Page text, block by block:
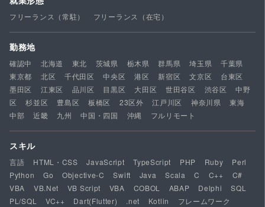
フリーランス（常駐） フリーランス（在宅）
勤務地
確認中 北海道 東北 茨城県 栃木県 群馬県 埼玉県
千葉県
東京都
北区 千代田区 中央区 港区 新宿区 文京区
台東区
墨田区
江東区 品川区 目黒区 大田区 世田谷区 渋谷区
中野
区
杉並区 豊島区 板橋区 23区外 江戸川区 神奈川県
東海
中部
近畿 九州 中国・四国 沖縄 フルリモート
スキル
言語 HTML・CSS JavaScript TypeScript PHP Ruby
Perl
Python
Go Objective-C Swift Java Scala C C++
C#
VBA
VB.Net VB Script VBA COBOL ABAP Delphi
SQL
PL/SQL
VC++ Dart(Flutter) .net Kotlin
フレームワーク